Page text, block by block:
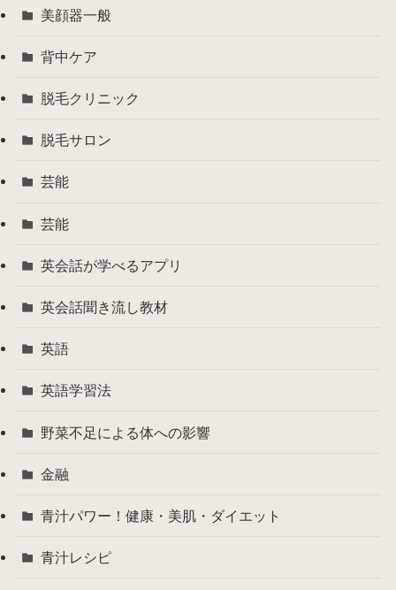
美顔器一般
背中ケア
脱毛クリニック
脱毛サロン
芸能
芸能
英会話が学べるアプリ
英会話聞き流し教材
英語
英語学習法
野菜不足による体への影響
金融
青汁パワー！健康・美肌・ダイエット
青汁レシピ